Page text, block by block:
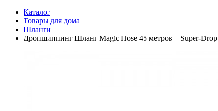
Каталог
Товары для дома
Шланги
Дропшиппинг Шланг Magic Hose 45 метров – Super-Drop